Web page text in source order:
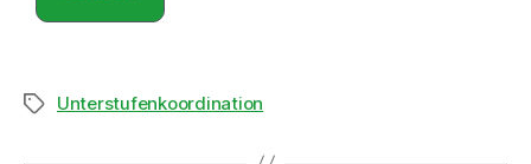
Unterstufenkoordination